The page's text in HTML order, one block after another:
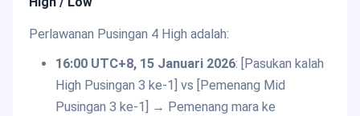
Perlawanan Pusingan 4 High adalah:
16:00 UTC+8, 15 Januari 2026: [Pasukan kalah
High Pusingan 3 ke-1] vs [Pemenang Mid
Pusingan 3 ke-1] → Pemenang mara ke